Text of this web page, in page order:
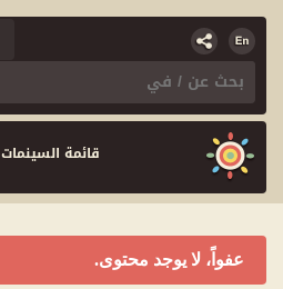
قائمة السينمات
عفواً، لا يوجد محتوى.